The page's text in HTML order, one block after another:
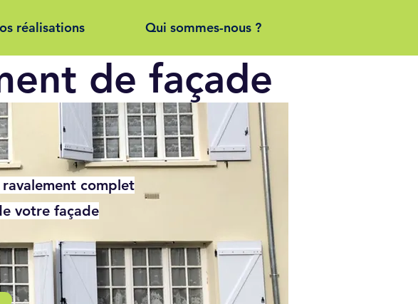
réalisations Qui sommes-nous ?
de façade
complet
votre façade